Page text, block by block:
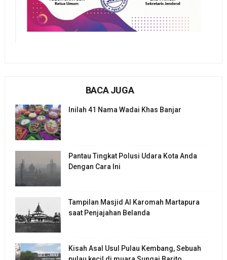
BACA JUGA
Inilah 41 Nama Wadai Khas Banjar
Pantau Tingkat Polusi Udara Kota Anda
Dengan Cara Ini
Tampilan Masjid Al Karomah Martapura
saat Penjajahan Belanda
Kisah Asal Usul Pulau Kembang, Sebuah